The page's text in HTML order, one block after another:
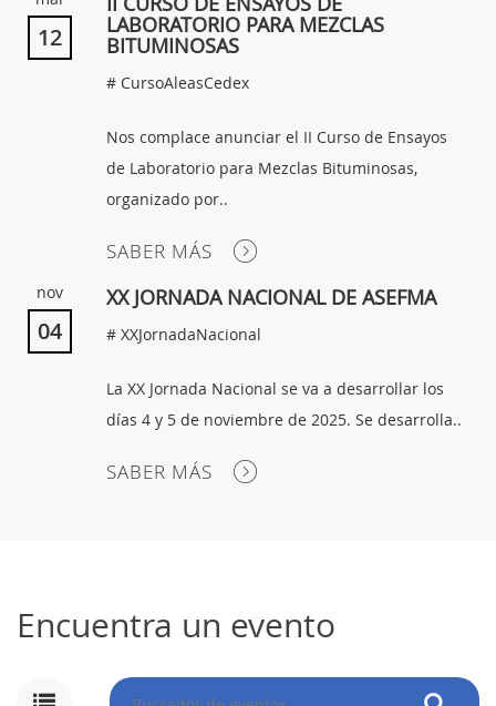
12 LABORATORIO PARA MEZCLAS
BITUMINOSAS
# CursoAleasCedex
Nos complace anunciar el II Curso de Ensayos
de Laboratorio para Mezclas Bituminosas,
organizado por..
SABER MÁS
nov
04
XX JORNADA NACIONAL DE ASEFMA
# XXJornadaNacional
La XX Jornada Nacional se va a desarrollar los
días 4 y 5 de noviembre de 2025. Se desarrolla..
SABER MÁS
Encuentra un evento